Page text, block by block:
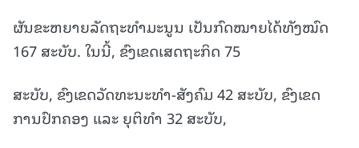
ຜັນຂະຫຍາຍລັດຖະທຳມະນູນ ເປັນກົດໝາຍໄດ້ທັງໝົດ
167 ສະບັບ. ໃນນີ້, ຂົງເຂດເສດຖະກິດ 75
ສະບັບ, ຂົງເຂດວັດທະນະທຳ-ສັງຄົມ 42 ສະບັບ, ຂົງເຂດ
ການປົກຄອງ ແລະ ຍຸຕິທໍາ 32 ສະບັບ,